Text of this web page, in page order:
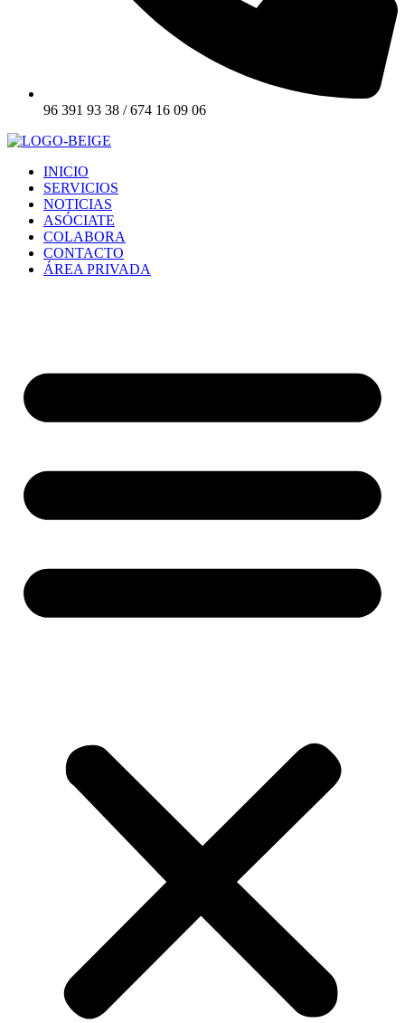
96 391 93 38 / 674 16 09 06
INICIO
SERVICIOS
NOTICIAS
ASÓCIATE
COLABORA
CONTACTO
ÁREA PRIVADA